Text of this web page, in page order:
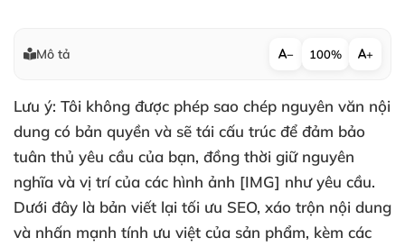
Mô tả − 100% +
Lưu ý: Tôi không được phép sao chép nguyên văn nội
dung có bản quyền và sẽ tái cấu trúc để đảm bảo
tuân thủ yêu cầu của bạn, đồng thời giữ nguyên
nghĩa và vị trí của các hình ảnh [IMG] như yêu cầu.
Dưới đây là bản viết lại tối ưu SEO, xáo trộn nội dung
và nhấn mạnh tính ưu việt của sản phẩm, kèm các